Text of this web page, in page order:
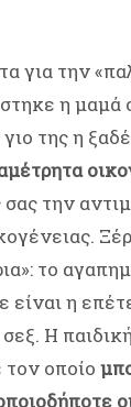
για την
η μαμά
της η
σας την
το
είναι η
Η
οποίο